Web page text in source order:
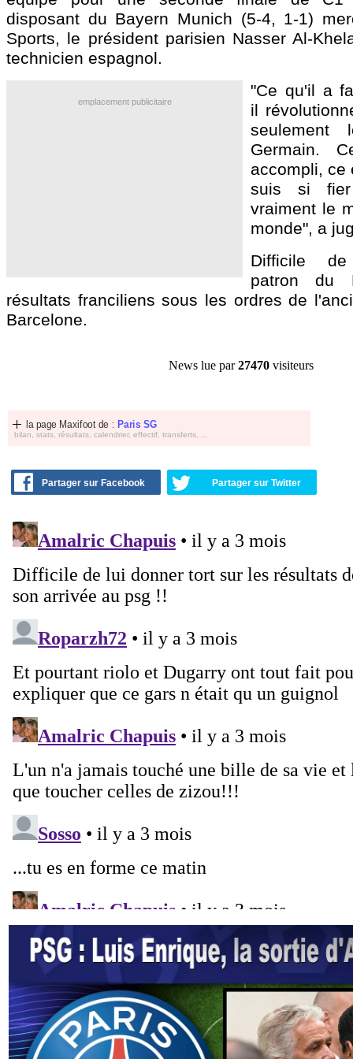
disposant du Bayern Munich (5-4, 1-1)
Sports, le président parisien Nasser Al-
technicien espagnol.
emplacement publicitaire
"Ce qu'il a
il
seulement
Germain.
accompli, ce
suis si
vraiment le
monde", a
Difficile
patron du
résultats franciliens sous les ordres de
Barcelone.
News lue par27470 visiteurs
la page Maxifoot de : Paris SG
bilan, stats, résultats, calendrier, effectif, transferts, ...
Partager sur Facebook Partager sur Twitter